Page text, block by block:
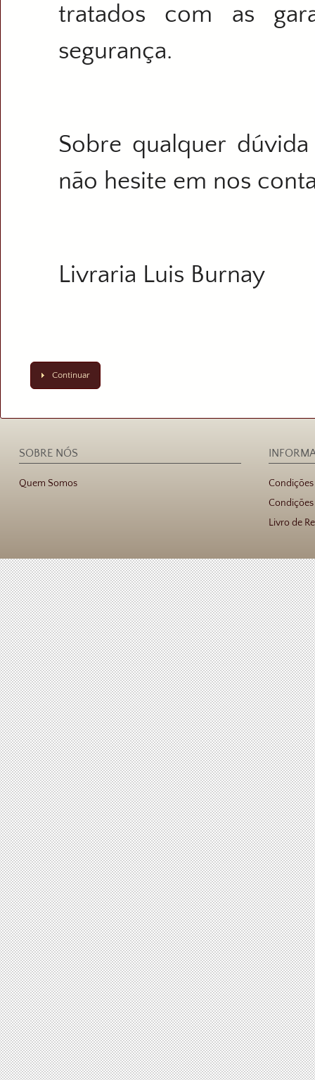
tratados com as
segurança.
Sobre qualquer
não hesite em nos
Livraria Luis Burnay
Continuar
SOBRE NÓS
Quem Somos
Condições
Livro de